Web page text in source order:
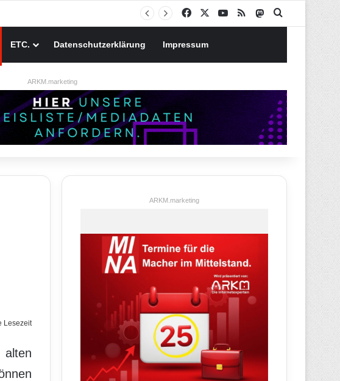
Facebook YouTube
RSS MastodonSuchen nach
ETC. Datenschutzerklärung Impressum
ARKM.marketing
Lesezeit
ARKM.marketing